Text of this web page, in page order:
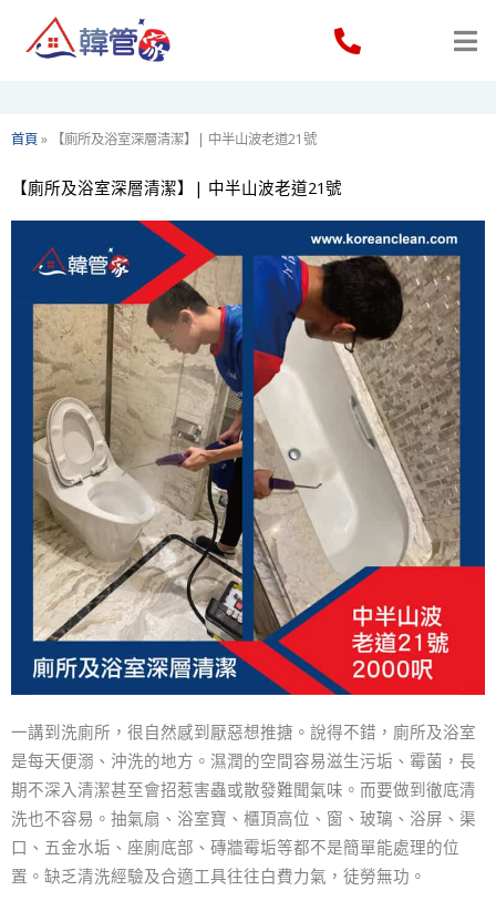
首頁» 【廁所及浴室深層清潔】| 中半山波老道21號
【廁所及浴室深層清潔】| 中半山波老道21號
一講到洗廁所，很自然感到厭惡想推搪。說得不錯，廁所及浴室
是每天便溺、沖洗的地方。濕潤的空間容易滋生污垢、霉菌，長
期不深入清潔甚至會招惹害蟲或散發難聞氣味。而要做到徹底清
洗也不容易。抽氣扇、浴室寶、櫃頂高位、窗、玻璃、浴屏、渠
口、五金水垢、座廁底部、磚牆霉垢等都不是簡單能處理的位
置。缺乏清洗經驗及合適工具往往白費力氣，徒勞無功。